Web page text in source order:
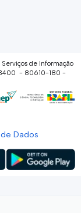
de Informação
3400 - 80610-180 -
Dados